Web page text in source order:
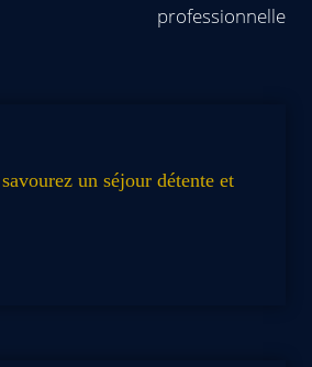
professionnelle
un séjour détente et